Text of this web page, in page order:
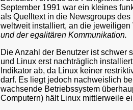
September 1991 war ein kleines
als Quelltext in die Newsgroups
weltweit installiert, an die
und der egalitären Kommunikation.
Die Anzahl der Benutzer ist schwer
und Linux erst nachträglich
Indikator ab, da Linux keiner
darf. Es liegt jedoch nachweislich
wachsende Betriebssystem
Computern) hält Linux mittlerweile